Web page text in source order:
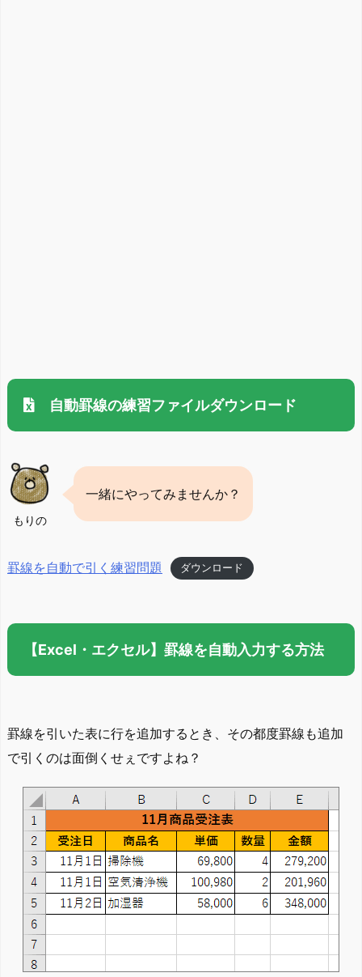
自動罫線の練習ファイルダウンロード
もりの
一緒にやってみませんか？
罫線を自動で引く練習問題 ダウンロード
【Excel・エクセル】罫線を自動入力する方法
罫線を引いた表に行を追加するとき、その都度罫線も追加
で引くのは面倒くせぇですよね？